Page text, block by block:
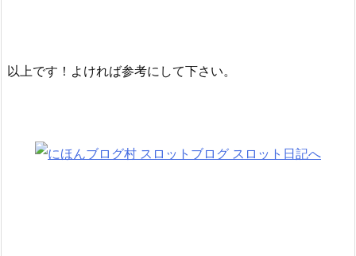
以上です！よければ参考にして下さい。